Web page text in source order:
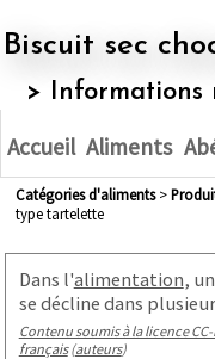
Biscuit sec
>
Accueil Aliments
Catégories d'aliments>
type tartelette
Dans l'alimentation, un
se décline dans
Contenu soumis à la licence CC-
français(auteurs)